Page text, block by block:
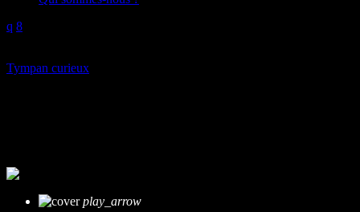
Tympan curieux
play_arrow